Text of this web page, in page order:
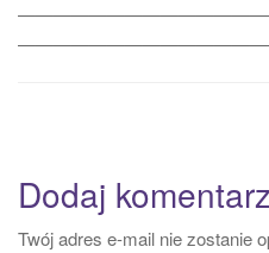
Dodaj komentarz
Twój adres e-mail nie zostanie